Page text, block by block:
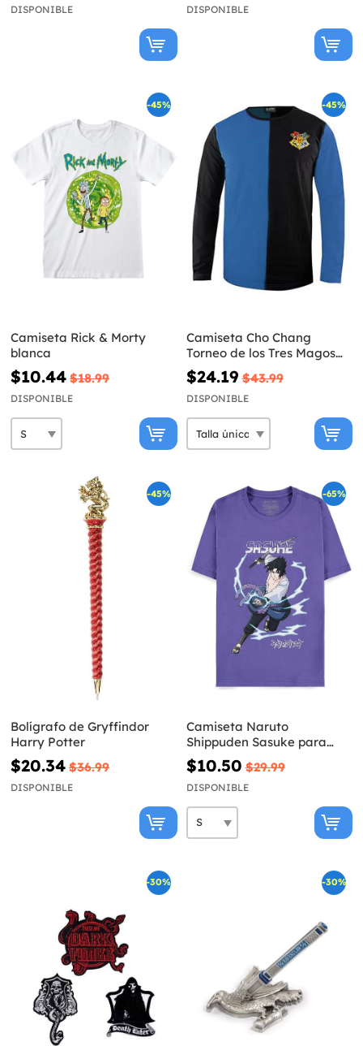
DISPONIBLE DISPONIBLE
-45%
Camiseta Rick & Morty
blanca
$10.44 $18.99
DISPONIBLE
-45%
Camiseta Cho Chang
Torneo de los Tres Magos
para niños - Harry Potter
$24.19 $43.99
DISPONIBLE
-45%
Bolígrafo de Gryffindor
Harry Potter
$20.34 $36.99
DISPONIBLE
-65%
Camiseta Naruto
Shippuden Sasuke para
hombre
$10.50 $29.99
DISPONIBLE
-30% -30%